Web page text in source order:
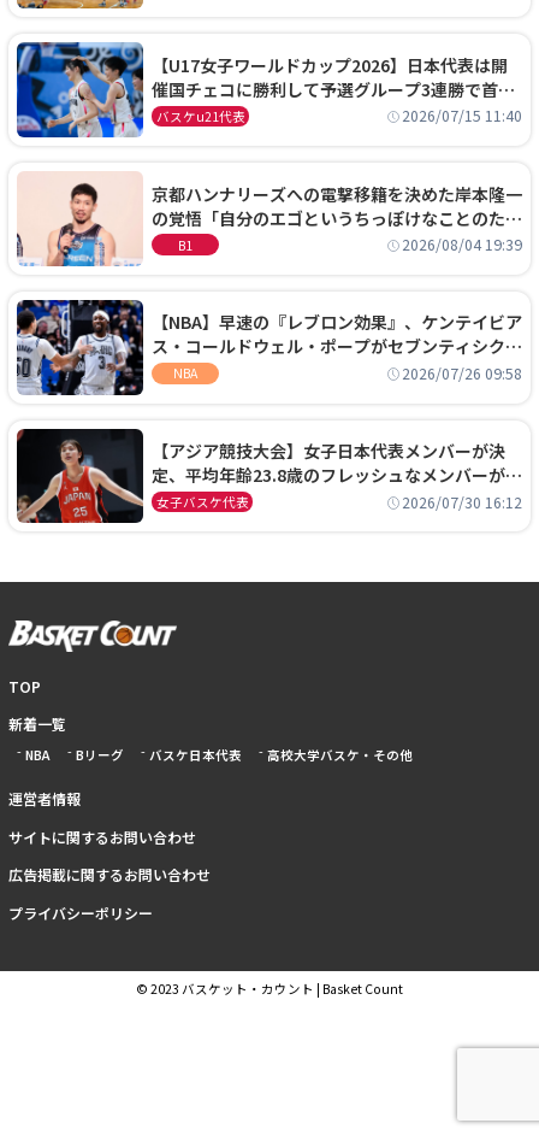
【U17女子ワールドカップ2026】日本代表は開
催国チェコに勝利して予選グループ3連勝で首位
通過！準々決勝の相手はエジプトに決定
バスケu21代表 2026/07/15 11:40
京都ハンナリーズへの電撃移籍を決めた岸本隆一
の覚悟「自分のエゴというちっぽけなことのため
に、京都に来たわけではない」
B1 2026/08/04 19:39
【NBA】早速の『レブロン効果』、ケンテイビア
ス・コールドウェル・ポープがセブンティシクサ
ーズに1年契約で加入
NBA 2026/07/26 09:58
【アジア競技大会】女子日本代表メンバーが決
定、平均年齢23.8歳のフレッシュなメンバーが日
本開催の大舞台で頂点を狙う
女子バスケ代表 2026/07/30 16:12
TOP
新着一覧
NBA Bリーグ バスケ日本代表 高校大学バスケ・その他
運営者情報
サイトに関するお問い合わせ
広告掲載に関するお問い合わせ
プライバシーポリシー
© 2023 バスケット・カウント | Basket Count